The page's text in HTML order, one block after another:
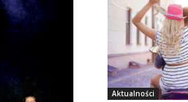
Aktualności